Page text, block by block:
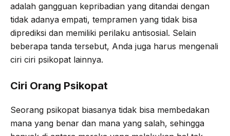
adalah gangguan kepribadian yang ditandai dengan
tidak adanya empati, tempramen yang tidak bisa
diprediksi dan memiliki perilaku antisosial. Selain
beberapa tanda tersebut, Anda juga harus mengenali
ciri ciri psikopat lainnya.
Ciri Orang Psikopat
Seorang psikopat biasanya tidak bisa membedakan
mana yang benar dan mana yang salah, sehingga